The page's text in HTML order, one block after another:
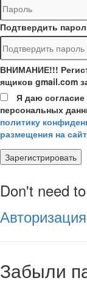
Подтвердить
ВНИМАНИЕ!!!
ящиков gmail.com
Я даю
персональных
политику
размещения на
Зарегистрировать
Don't need
Авторизация
Забыли